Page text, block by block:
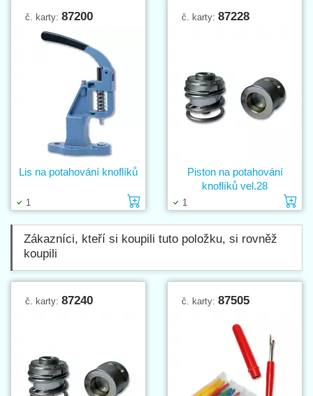
č. karty: 87200
1 Vložit do košíku
Lis na potahování knoflíků
č. karty: 87228
1
Piston na potahování
knoflíků vel.28
Zákazníci, kteří si koupili tuto položku, si rovněž
koupili
č. karty: 87240 č. karty: 87505